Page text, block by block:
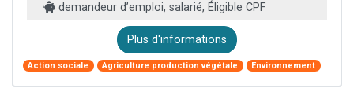
demandeur d’emploi, salarié, Éligible CPF
Plus d'informations
Action sociale Agriculture production végétale Environnement